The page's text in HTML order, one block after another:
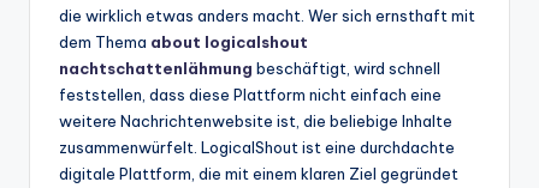
die wirklich etwas anders macht. Wer sich ernsthaft mit
dem Thema about logicalshout
nachtschattenlähmung beschäftigt, wird schnell
feststellen, dass diese Plattform nicht einfach eine
weitere Nachrichtenwebsite ist, die beliebige Inhalte
zusammenwürfelt. LogicalShout ist eine durchdachte
digitale Plattform, die mit einem klaren Ziel gegründet